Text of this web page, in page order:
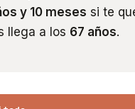
y 10 meses si te
llega a los 67 años.